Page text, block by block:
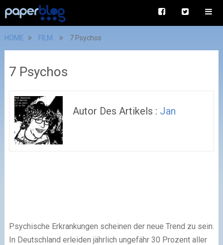
HOME FILM 7 Psychos
7 Psychos
Autor Des Artikels : Jan
Psychische Erkrankungen scheinen der neue Trend zu sein.
In Deutschland erleiden jährlich ungefähr 30 Prozent aller